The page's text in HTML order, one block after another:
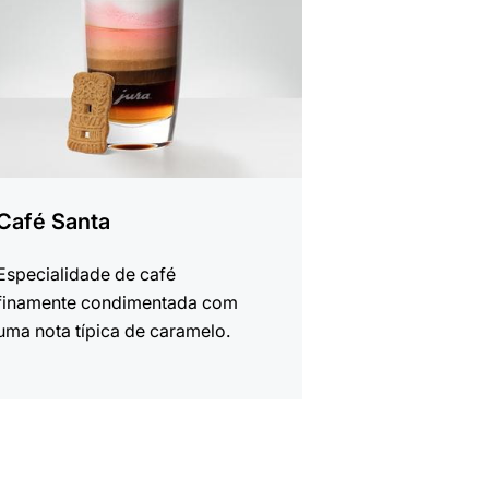
Santa
de café
condimentada com
nota típica de caramelo.